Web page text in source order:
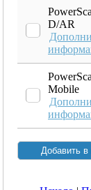
D/AR
Mobile